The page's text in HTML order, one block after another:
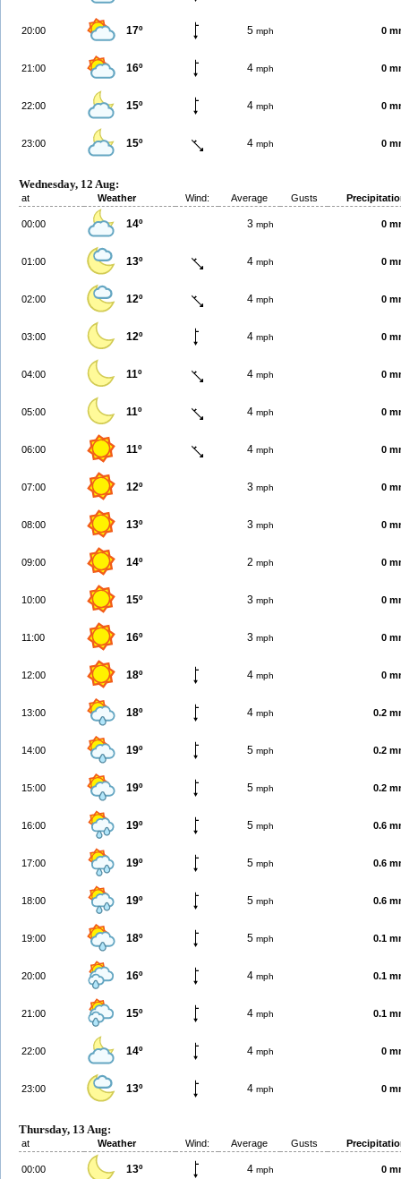
20:00 17º 5 mph 0
21:00 16º 4 mph 0
22:00 15º 4 mph 0
23:00 15º 4 mph 0
Wednesday, 12 Aug:
at Weather Wind: Average Gusts
00:00 14º 3 mph 0
01:00 13º 4 mph 0
02:00 12º 4 mph 0
03:00 12º 4 mph 0
04:00 11º 4 mph 0
05:00 11º 4 mph 0
06:00 11º 4 mph 0
07:00 12º 3 mph 0
08:00 13º 3 mph 0
09:00 14º 2 mph 0
10:00 15º 3 mph 0
11:00 16º 3 mph 0
12:00 18º 4 mph 0
13:00 18º 4 mph 0.2
14:00 19º 5 mph 0.2
15:00 19º 5 mph 0.2
16:00 19º 5 mph 0.6
17:00 19º 5 mph 0.6
18:00 19º 5 mph 0.6
19:00 18º 5 mph 0.1
20:00 16º 4 mph 0.1
21:00 15º 4 mph 0.1
22:00 14º 4 mph 0
23:00 13º 4 mph 0
Thursday, 13 Aug:
at Weather Wind: Average Gusts
00:00 13º 4 mph 0